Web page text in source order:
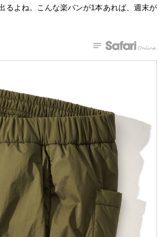
るよね。こんな楽パンが1本あれば、週末が